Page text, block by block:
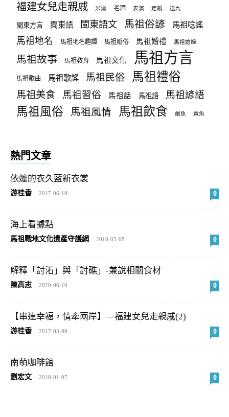
福建女兒走親戚 米湯 老酒 表演 走親 送九
閩東方言 閩東語 閩東語文 馬祖俗諺 馬祖唸謠
馬祖地名 馬祖地名趣譚 馬祖婚俗 馬祖婚禮 馬祖媳婦
馬祖故事 馬祖教育 馬祖文化 馬祖方言
馬祖歌曲 馬祖歌謠 馬祖民俗 馬祖禮俗
馬祖美食 馬祖習俗 馬祖話 馬祖語 馬祖諺語
馬祖風俗 馬祖風情 馬祖飲食 鹹魚 黃魚
熱門文章
依嬤的衣久藍新衣裳
游桂香 - 2017-06-19 0
海上看據點
馬祖戰地文化遺產守護網 - 2018-05-08 0
解釋「討沰」與「討礁」-兼說相關食材
陳高志 - 2020-06-10 0
【串連幸福，情牽兩岸】—福建女兒走親戚(2)
游桂香 - 2017-03-09 0
南萌咖啡館
劉宏文 - 2018-01-07 0